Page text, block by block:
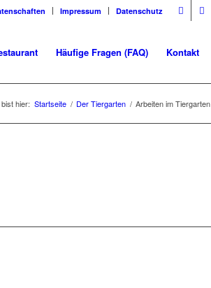
Impressum Datenschutz
Häufige Fragen (FAQ) Kontakt
hier: Startseite / Der Tiergarten / Arbeiten im Tiergarten